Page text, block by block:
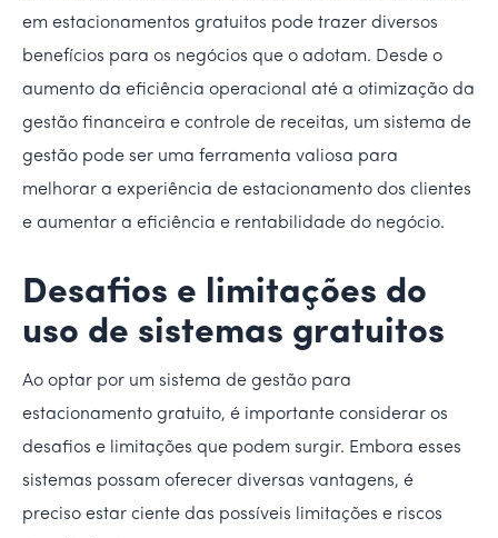
em estacionamentos gratuitos pode trazer diversos
benefícios para os negócios que o adotam. Desde o
aumento da eficiência operacional até a otimização da
gestão financeira e controle de receitas, um sistema de
gestão pode ser uma ferramenta valiosa para
melhorar a experiência de estacionamento dos clientes
e aumentar a eficiência e rentabilidade do negócio.
Desafios e limitações do
uso de sistemas gratuitos
Ao optar por um sistema de gestão para
estacionamento gratuito, é importante considerar os
desafios e limitações que podem surgir. Embora esses
sistemas possam oferecer diversas vantagens, é
preciso estar ciente das possíveis limitações e riscos